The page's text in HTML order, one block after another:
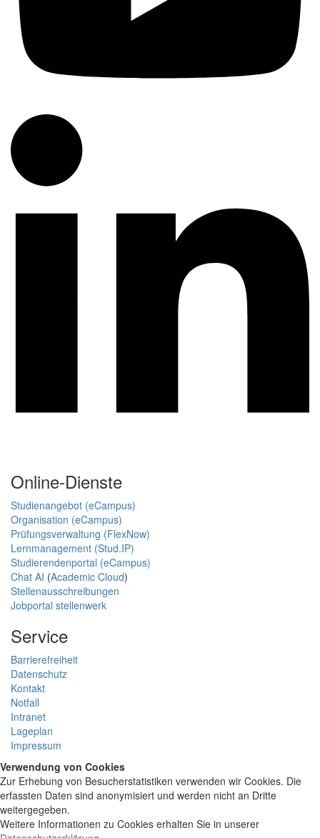
Online-Dienste
Studienangebot (eCampus)
Organisation (eCampus)
Prüfungsverwaltung (FlexNow)
Lernmanagement (Stud.IP)
Studierendenportal (eCampus)
Chat AI (Academic Cloud)
Stellenausschreibungen
Jobportal stellenwerk
Service
Barrierefreiheit
Datenschutz
Kontakt
Notfall
Intranet
Lageplan
Impressum
Verwendung von Cookies
Zur Erhebung von Besucherstatistiken verwenden wir Cookies. Die
erfassten Daten sind anonymisiert und werden nicht an Dritte
weitergegeben.
Weitere Informationen zu Cookies erhalten Sie in unserer